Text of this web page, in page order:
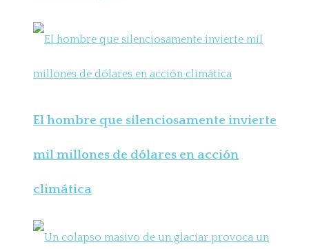
El hombre que silenciosamente invierte
mil millones de dólares en acción
climática